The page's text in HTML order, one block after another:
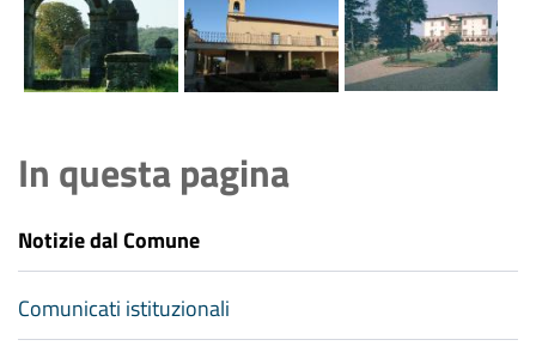
In questa pagina
Notizie dal Comune
Comunicati istituzionali